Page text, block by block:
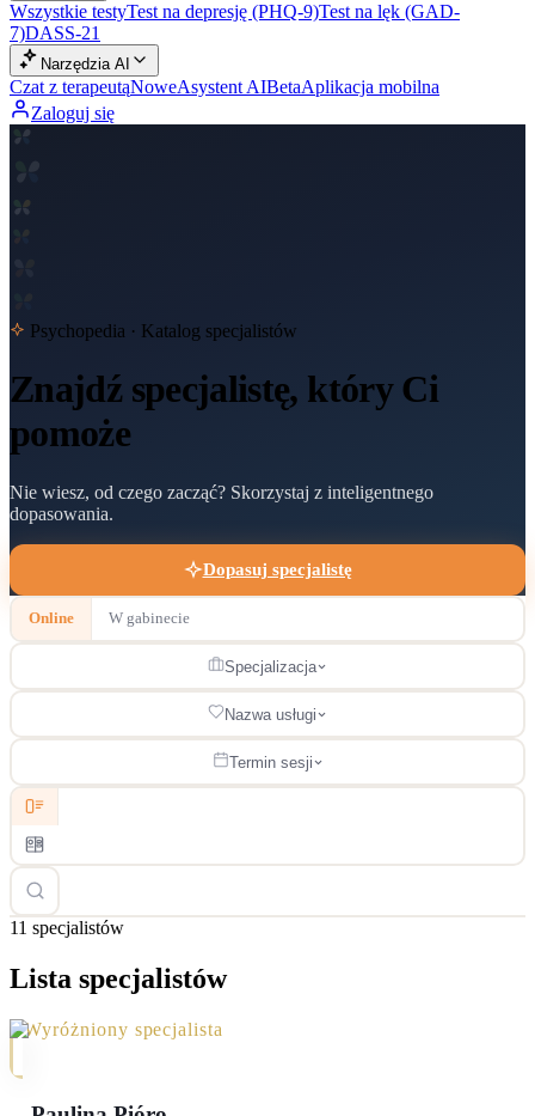
Wszystkie testyTest na depresję (PHQ-9)Test na lęk (GAD-
7)DASS-21
Narzędzia AI
Czat z terapeutąNoweAsystent AIBetaAplikacja mobilna
Zaloguj się
Psychopedia · Katalog specjalistów
Znajdź specjalistę, który Ci
pomoże
Nie wiesz, od czego zacząć? Skorzystaj z inteligentnego
dopasowania.
Dopasuj specjalistę
Online W gabinecie
Specjalizacja
Nazwa usługi
Termin sesji
11 specjalistów
Lista specjalistów
Wyróżniony specjalista